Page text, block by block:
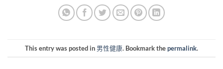
This entry was posted in 男性健康. Bookmark thepermalink.